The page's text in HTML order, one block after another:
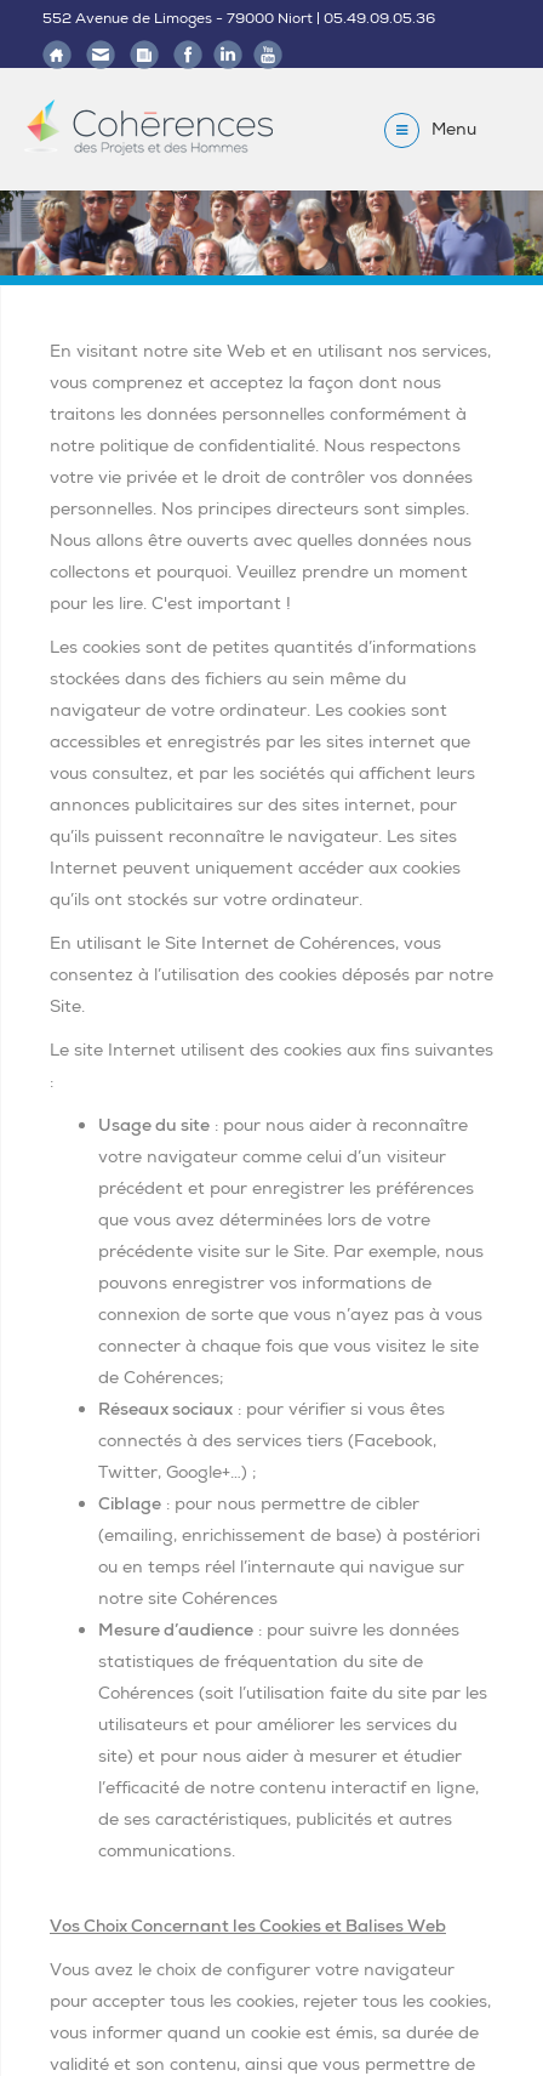
552 Avenue de Limoges - 79000 Niort | 05.49.09.05.36
Menu
En visitant notre site Web et en utilisant nos services,
vous comprenez et acceptez la façon dont nous
traitons les données personnelles conformément à
notre politique de confidentialité. Nous respectons
votre vie privée et le droit de contrôler vos données
personnelles. Nos principes directeurs sont simples.
Nous allons être ouverts avec quelles données nous
collectons et pourquoi. Veuillez prendre un moment
pour les lire. C'est important !
Les cookies sont de petites quantités d’informations
stockées dans des fichiers au sein même du
navigateur de votre ordinateur. Les cookies sont
accessibles et enregistrés par les sites internet que
vous consultez, et par les sociétés qui affichent leurs
annonces publicitaires sur des sites internet, pour
qu’ils puissent reconnaître le navigateur. Les sites
Internet peuvent uniquement accéder aux cookies
qu’ils ont stockés sur votre ordinateur.
En utilisant le Site Internet de Cohérences, vous
consentez à l’utilisation des cookies déposés par notre
Site.
Le site Internet utilisent des cookies aux fins suivantes
:
Usage du site : pour nous aider à reconnaître
votre navigateur comme celui d’un visiteur
précédent et pour enregistrer les préférences
que vous avez déterminées lors de votre
précédente visite sur le Site. Par exemple, nous
pouvons enregistrer vos informations de
connexion de sorte que vous n’ayez pas à vous
connecter à chaque fois que vous visitez le site
de Cohérences;
Réseaux sociaux : pour vérifier si vous êtes
connectés à des services tiers (Facebook,
Twitter, Google+…) ;
Ciblage : pour nous permettre de cibler
(emailing, enrichissement de base) à postériori
ou en temps réel l’internaute qui navigue sur
notre site Cohérences
Mesure d’audience : pour suivre les données
statistiques de fréquentation du site de
Cohérences (soit l’utilisation faite du site par les
utilisateurs et pour améliorer les services du
site) et pour nous aider à mesurer et étudier
l’efficacité de notre contenu interactif en ligne,
de ses caractéristiques, publicités et autres
communications.
Vos Choix Concernant les Cookies et Balises Web
Vous avez le choix de configurer votre navigateur
pour accepter tous les cookies, rejeter tous les cookies,
vous informer quand un cookie est émis, sa durée de
validité et son contenu, ainsi que vous permettre de